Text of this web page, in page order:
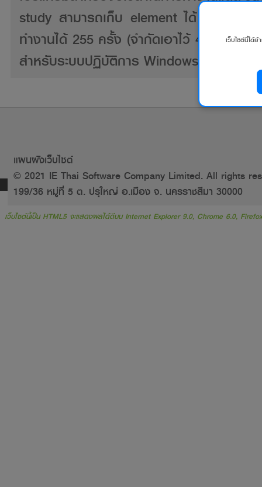
เว็บไซต์นี้ได้
study สามารถเก็บ element ได้ 255
ทำงานได้ 255 ครั้ง (จำกัดเอาไว้ 4
สำหรับระบบปฏิบัติการ Windows XP/
แผนผังเว็บไซต์
© 2021 IE Thai Software Company Limited. All rights
199/36 หมู่ที่ 5 ต. ปรุใหญ่ อ.เมือง จ. นครราชสีมา 30000
เว็บไซต์นี้เป็น HTML5 จะแสดงผลได้ดีบน Internet Explorer 9.0, Chrome 6.0,